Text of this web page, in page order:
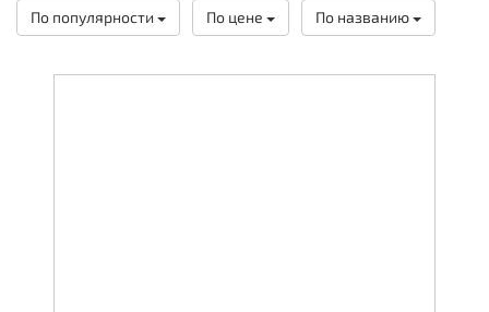
По популярности По цене По названию